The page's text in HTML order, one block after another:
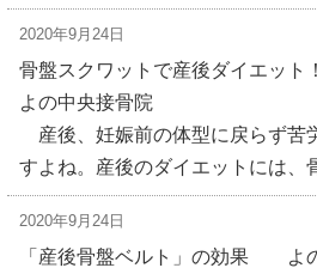
2020年9月24日
骨盤スクワットで産後ダイエット
よの中央接骨院
産後、妊娠前の体型に戻らず苦
すよね。産後のダイエットには、
2020年9月24日
「産後骨盤ベルト」の効果 よ